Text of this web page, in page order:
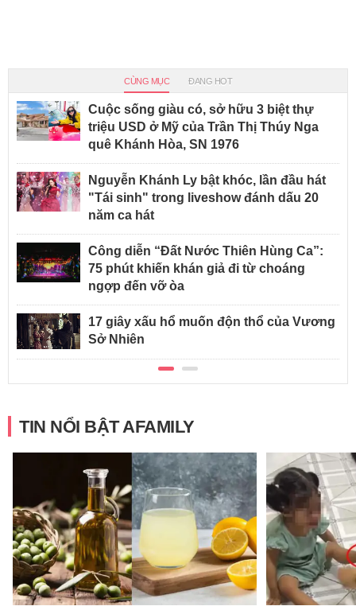
CÙNG MỤC ĐANG HOT
Cuộc sống giàu có, sở hữu 3 biệt thự
triệu USD ở Mỹ của Trần Thị Thúy Nga
quê Khánh Hòa, SN 1976
Nguyễn Khánh Ly bật khóc, lần đầu hát
"Tái sinh" trong liveshow đánh dấu 20
năm ca hát
Công diễn “Đất Nước Thiên Hùng Ca”:
75 phút khiến khán giả đi từ choáng
ngợp đến vỡ òa
17 giây xấu hổ muốn độn thổ của Vương
Sở Nhiên
TIN NỔI BẬT AFAMILY